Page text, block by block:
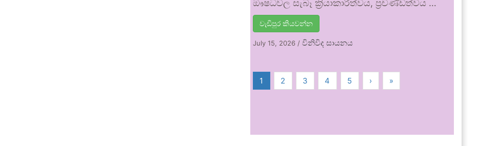
ඖෂධවල සැබෑ ක්‍රියාකාරීත්වය, ප්‍රචණ්ඩත්වය …
වැඩිපුර කියවන්න
July 15, 2026 /විනිවිද සායනය
1 2 3 4 5 › »